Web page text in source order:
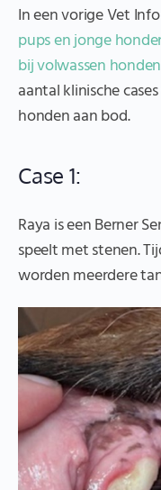
In een vorige Vet
pups en jonge
bij volwassen honden
aantal klinische
honden aan bod.
Case 1:
Raya is een Berner
speelt met stenen.
worden meerdere